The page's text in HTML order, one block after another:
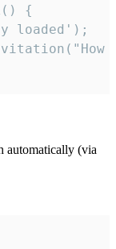
{
loaded');
automatically (via